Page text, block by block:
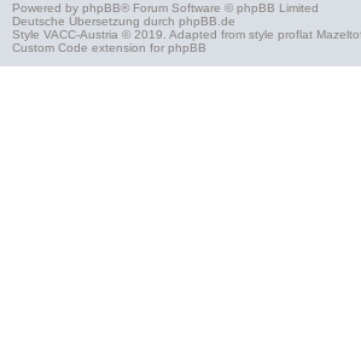
Powered by phpBB® Forum Software © phpBB Limited
Deutsche Übersetzung durch phpBB.de
Style VACC-Austria © 2019. Adapted from style proflat
Custom Code extension for phpBB